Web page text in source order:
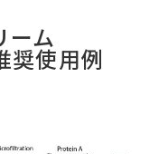
ーム
奨使用例